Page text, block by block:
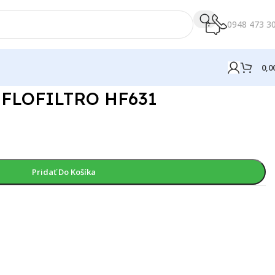
0948 473
HF631
Pridať Do Košíka